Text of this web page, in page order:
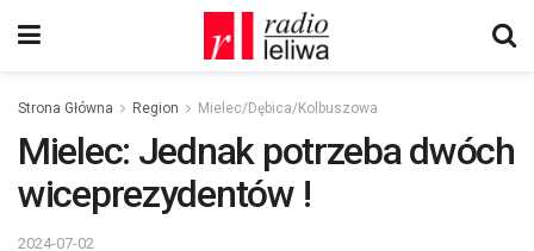
Strona Główna Region Mielec/Dębica/Kolbuszowa
Mielec: Jednak potrzeba dwóch
wiceprezydentów !
2024-07-02